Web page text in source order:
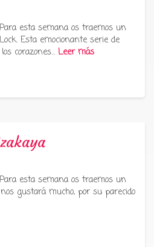
esta semana os traemos un
Esta emocionante serie de
corazones… Leer más
esta semana os traemos un
gustará mucho, por su parecido